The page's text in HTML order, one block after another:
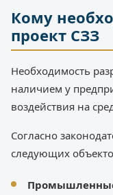
Кому
проект СЗЗ
Необходимость
наличием у
воздействия на
Согласно
следующих